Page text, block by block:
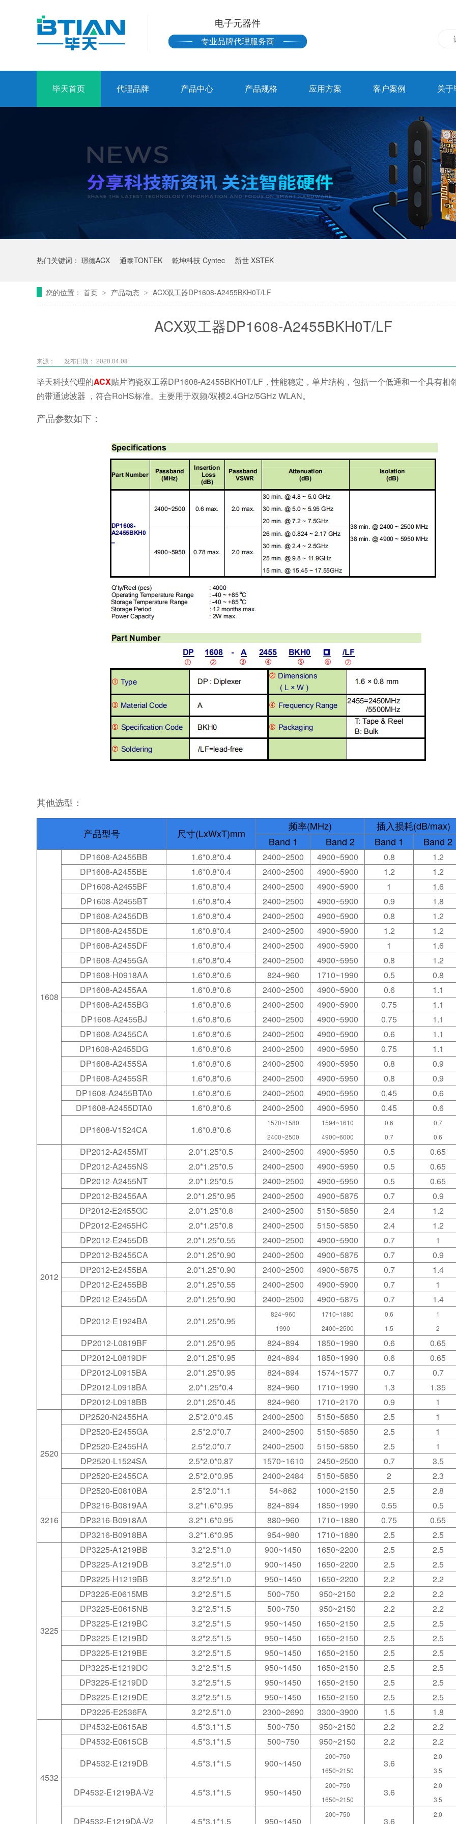
电子元器件
专业品牌代理服务商
毕天首页 代理品牌 产品中心 产品规格 应用方案 客户案例 关于
热门关键词： 璟德ACX 通泰TONTEK 乾坤科技 Cyntec 新世 XSTEK
您的位置： 首页 > 产品动态 > ACX双工器DP1608-A2455BKH0T/LF
ACX双工器DP1608-A2455BKH0T/LF
来源： 发布日期： 2020.04.08
毕天科技代理的ACX贴片陶瓷双工器DP1608-A2455BKH0T/LF，性能稳定，单片结构，包括一个低通和一个具有相
的带通滤波器 ，符合RoHS标准。主要用于双频/双模2.4GHz/5GHz WLAN。
产品参数如下：
其他选型：
产品型号 尺寸(LxWxT)mm
频率(MHz) 插入损耗(dB/max)
Band 1
Band 2 Band 1 Band 2
1608
DP1608-A2455BB 1.6*0.8*0.4 2400~2500 4900~5900 0.8
1.2
DP1608-A2455BE
1.6*0.8*0.4 2400~2500 4900~5900 1.2
1.2
DP1608-A2455BF
1.6*0.8*0.4 2400~2500 4900~5900 1
1.6
DP1608-A2455BT
1.6*0.8*0.4 2400~2500 4900~5900 0.9
1.8
DP1608-A2455DB
1.6*0.8*0.4 2400~2500 4900~5900 0.8
1.2
DP1608-A2455DE
1.6*0.8*0.4 2400~2500 4900~5900 1.2
1.2
DP1608-A2455DF
1.6*0.8*0.4 2400~2500 4900~5900 1
1.6
DP1608-A2455GA
1.6*0.8*0.4 2400~2500 4900~5950 0.8
1.2
DP1608-H0918AA
1.6*0.8*0.6 824~960 1710~1990 0.5
0.8
DP1608-A2455AA
1.6*0.8*0.6 2400~2500 4900~5900 0.6
1.1
DP1608-A2455BG
1.6*0.8*0.6 2400~2500 4900~5900 0.75
1.1
DP1608-A2455BJ
1.6*0.8*0.6 2400~2500 4900~5900 0.75
1.1
DP1608-A2455CA
1.6*0.8*0.6 2400~2500 4900~5900 0.6
1.1
DP1608-A2455DG
1.6*0.8*0.6 2400~2500 4900~5950 0.75
1.1
DP1608-A2455SA
1.6*0.8*0.6 2400~2500 4900~5950 0.8
0.9
DP1608-A2455SR
1.6*0.8*0.6 2400~2500 4900~5950 0.8
0.9
DP1608-A2455BTA0
1.6*0.8*0.6 2400~2500 4900~5950 0.45
0.6
DP1608-A2455DTA0
1.6*0.8*0.6 2400~2500 4900~5950 0.45
0.6
DP1608-V1524CA
1.6*0.8*0.6
1570~1580
2400~2500
1594~1610
4900~6000
0.6
0.7
0.7
0.6
2012
DP2012-A2455MT 2.0*1.25*0.5 2400~2500 4900~5950 0.5
0.65
DP2012-A2455NS
2.0*1.25*0.5 2400~2500 4900~5950 0.5
0.65
DP2012-A2455NT
2.0*1.25*0.5 2400~2500 4900~5950 0.5
0.65
DP2012-B2455AA
2.0*1.25*0.95 2400~2500 4900~5875 0.7
0.9
DP2012-E2455GC
2.0*1.25*0.8 2400~2500 5150~5850 2.4
1.2
DP2012-E2455HC
2.0*1.25*0.8 2400~2500 5150~5850 2.4
1.2
DP2012-E2455DB
2.0*1.25*0.55 2400~2500 4900~5900 0.7
1
DP2012-B2455CA
2.0*1.25*0.90 2400~2500 4900~5875 0.7
0.9
DP2012-E2455BA
2.0*1.25*0.90 2400~2500 4900~5875 0.7
1.4
DP2012-E2455BB
2.0*1.25*0.55 2400~2500 4900~5900 0.7
1
DP2012-E2455DA
2.0*1.25*0.90 2400~2500 4900~5875 0.7
1.4
DP2012-E1924BA
2.0*1.25*0.95
824~960
1990
1710~1880
2400~2500
0.6
1.5
1
2
DP2012-L0819BF 2.0*1.25*0.95 824~894 1850~1990 0.6
0.65
DP2012-L0819DF
2.0*1.25*0.95 824~894 1850~1990 0.6
0.65
DP2012-L0915BA
2.0*1.25*0.95 824~894 1574~1577 0.7
0.7
DP2012-L0918BA
2.0*1.25*0.4 824~960 1710~1990 1.3
1.35
DP2012-L0918BB
2.0*1.25*0.45 824~960 1710~2170 0.9 1
2520
DP2520-N2455HA 2.5*2.0*0.45 2400~2500 5150~5850 2.5
1
DP2520-E2455GA
2.5*2.0*0.7 2400~2500 5150~5850 2.5
1
DP2520-E2455HA
2.5*2.0*0.7 2400~2500 5150~5850 2.5
1
DP2520-L1524SA
2.5*2.0*0.87 1570~1610 2450~2500 0.7
3.5
DP2520-E2455CA
2.5*2.0*0.95 2400~2484 5150~5850 2
2.3
DP2520-E0810BA
2.5*2.0*1.1 54~862 1000~2150 2.5 2.8
3216
DP3216-B0819AA 3.2*1.6*0.95 824~894 1850~1990 0.55
0.5
DP3216-B0918AA
3.2*1.6*0.95 880~960 1710~1880 0.75
0.55
DP3216-B0918BA
3.2*1.6*0.95 954~980 1710~1880 2.5 2.5
3225
DP3225-A1219BB 3.2*2.5*1.0 900~1450 1650~2200 2.5
2.5
DP3225-A1219DB
3.2*2.5*1.0 900~1450 1650~2200 2.5
2.5
DP3225-H1219BB
3.2*2.5*1.0 950~1450 1650~2200 2.2
2.2
DP3225-E0615MB
3.2*2.5*1.5 500~750 950~2150 2.2
2.2
DP3225-E0615NB
3.2*2.5*1.5 500~750 950~2150 2.2
2.2
DP3225-E1219BC
3.2*2.5*1.5 950~1450 1650~2150 2.5
2.5
DP3225-E1219BD
3.2*2.5*1.5 950~1450 1650~2150 2.5
2.5
DP3225-E1219BE
3.2*2.5*1.5 950~1450 1650~2150 2.5
2.5
DP3225-E1219DC
3.2*2.5*1.5 950~1450 1650~2150 2.5
2.5
DP3225-E1219DD
3.2*2.5*1.5 950~1450 1650~2150 2.5
2.5
DP3225-E1219DE
3.2*2.5*1.5 950~1450 1650~2150 2.5
2.5
DP3225-E2536FA
3.2*2.5*1.0 2300~2690 3300~3900 1.5 1.8
4532
DP4532-E0615AB 4.5*3.1*1.5 500~750 950~2150 2.2
2.2
DP4532-E0615CB
4.5*3.1*1.5 500~750 950~2150 2.2
2.2
DP4532-E1219DB
4.5*3.1*1.5 900~1450
200~750
1650~2150
3.6
2.0
3.5
DP4532-E1219BA-V2 4.5*3.1*1.5 950~1450
200~750
1650~2150
3.6
2.0
3.5
DP4532-E1219DA-V2 4.5*3.1*1.5 950~1450
200~750
3.6
2.0